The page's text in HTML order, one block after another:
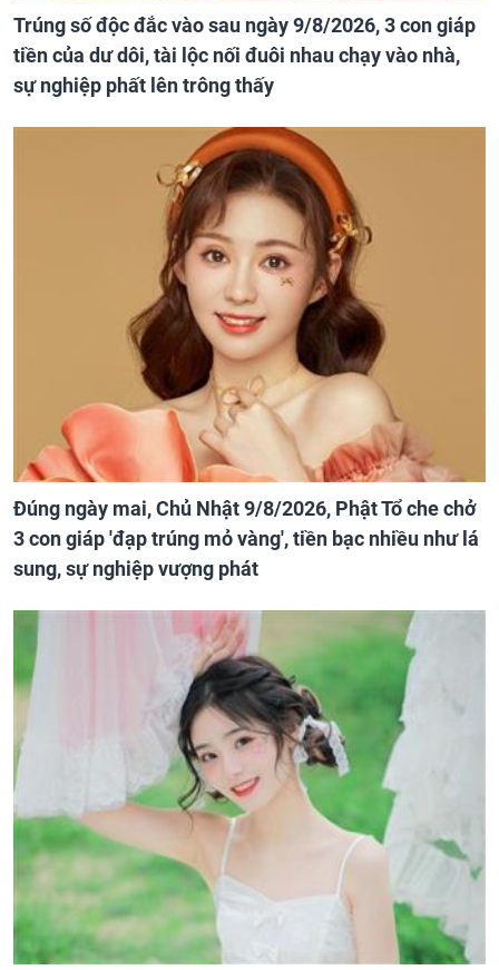
Trúng số độc đắc vào sau ngày 9/8/2026, 3 con giáp
tiền của dư dôi, tài lộc nối đuôi nhau chạy vào nhà,
sự nghiệp phất lên trông thấy
Đúng ngày mai, Chủ Nhật 9/8/2026, Phật Tổ che chở
3 con giáp 'đạp trúng mỏ vàng', tiền bạc nhiều như lá
sung, sự nghiệp vượng phát